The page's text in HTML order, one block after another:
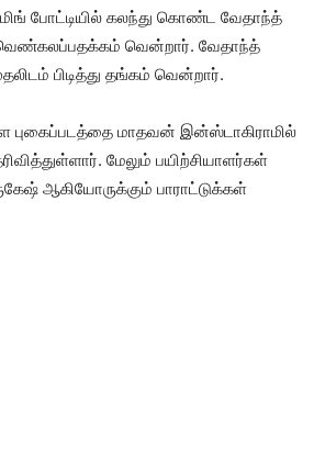
போட்டியில் கலந்து கொண்ட வேதாந்த்
வெண்கலப்பதக்கம் வென்றார். வேதாந்த்
பிடித்து தங்கம் வென்றார்.
புகைப்படத்தை மாதவன் இன்ஸ்டாகிராமில்
மேலும் பயிற்சியாளர்கள்
ஆகியோருக்கும் பாராட்டுக்கள்